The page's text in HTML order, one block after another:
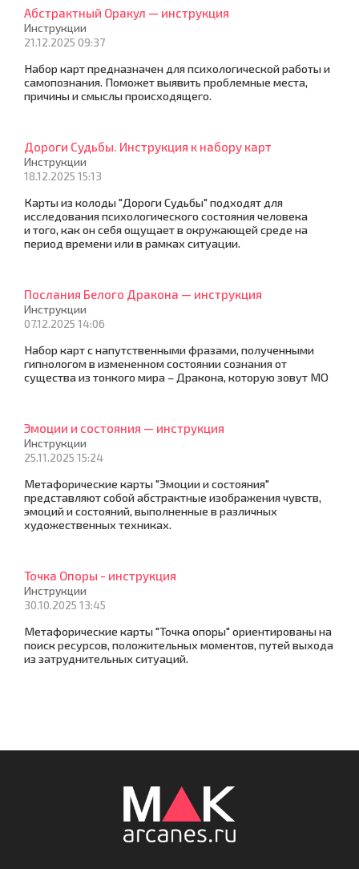
Абстрактный Оракул — инструкция
Инструкции
21.12.2025 09:37
Набор карт предназначен для психологической работы и
самопознания. Поможет выявить проблемные места,
причины и смыслы происходящего.
Дороги Судьбы. Инструкция к набору карт
Инструкции
18.12.2025 15:13
Карты из колоды "Дороги Судьбы" подходят для
исследования психологического состояния человека
и того, как он себя ощущает в окружающей среде на
период времени или в рамках ситуации.
Послания Белого Дракона — инструкция
Инструкции
07.12.2025 14:06
Набор карт с напутственными фразами, полученными
гипнологом в измененном состоянии сознания от
существа из тонкого мира – Дракона, которую зовут МО
Эмоции и состояния — инструкция
Инструкции
25.11.2025 15:24
Метафорические карты "Эмоции и состояния"
представляют собой абстрактные изображения чувств,
эмоций и состояний, выполненные в различных
художественных техниках.
Точка Опоры - инструкция
Инструкции
30.10.2025 13:45
Метафорические карты "Точка опоры" ориентированы на
поиск ресурсов, положительных моментов, путей выхода
из затруднительных ситуаций.